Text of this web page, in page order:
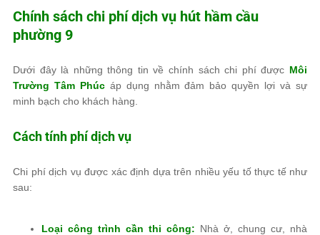
Chính sách chi phí dịch vụ hút hầm cầu
phường 9
Dưới đây là những thông tin về chính sách chi phí được Môi
Trường Tâm Phúcáp dụng nhằm đảm bảo quyền lợi và sự
minh bạch cho khách hàng.
Cách tính phí dịch vụ
Chi phí dịch vụ được xác định dựa trên nhiều yếu tố thực tế như
sau:
Loại công trình cần thi công: Nhà ở, chung cư, nhà